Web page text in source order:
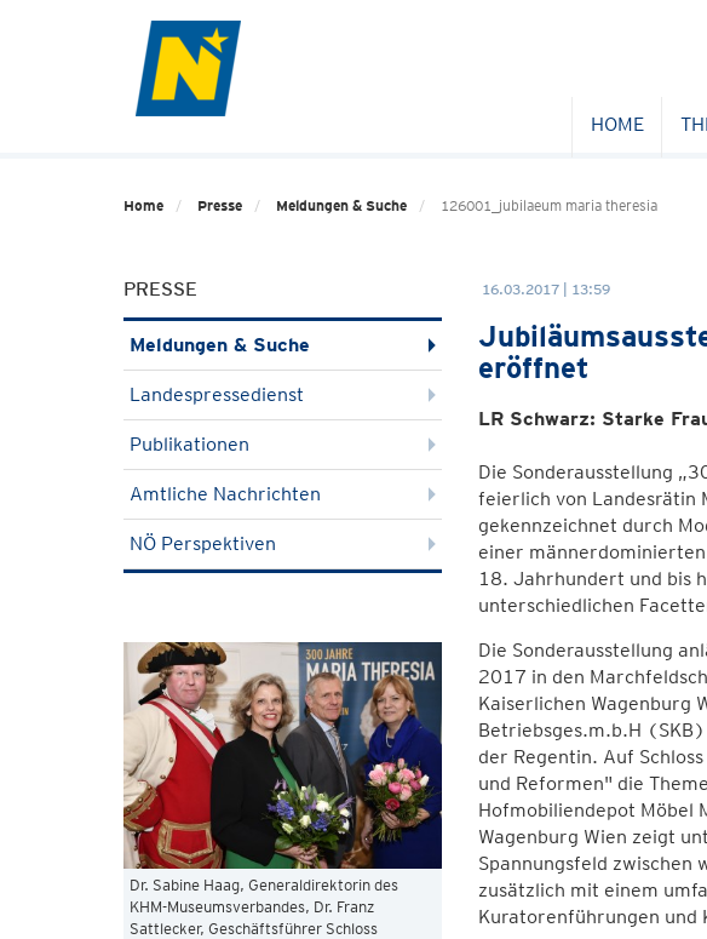
HOME
Home Presse Meldungen & Suche 126001_jubilaeum maria theresia
PRESSE
Meldungen & Suche
Landespressedienst
Publikationen
Amtliche Nachrichten
NÖ Perspektiven
Dr. Sabine Haag, Generaldirektorin des
KHM-Museumsverbandes, Dr. Franz
Sattlecker, Geschäftsführer Schloss
16.03.2017 | 13:59
eröffnet
LR Schwarz: Starke
Die Sonderausstellung
feierlich von Landesrätin
gekennzeichnet durch
einer
18. Jahrhundert und bis
unterschiedlichen
Die Sonderausstellung
2017 in den
Kaiserlichen Wagenburg
Betriebsges.m.b.H
der Regentin. Auf
und Reformen" die
Hofmobiliendepot Möbel
Wagenburg Wien zeigt
Spannungsfeld
zusätzlich mit einem
Kuratorenführungen und